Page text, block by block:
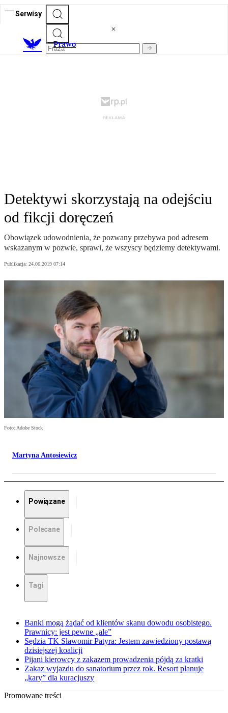
Serwisy
Prawo
Detektywi skorzystają na odejściu
od fikcji doręczeń
Obowiązek udowodnienia, że pozwany przebywa pod adresem
wskazanym w pozwie, sprawi, że wszyscy będziemy detektywami.
Publikacja: 24.06.2019 07:14
Foto: Adobe Stock
Martyna Antosiewicz
Powiązane
Polecane
Najnowsze
Tagi
Banki mogą żądać od klientów skanu dowodu osobistego.
Prawnicy: jest pewne „ale”
Sędzia TK Sławomir Patyra: Jestem zawiedziony postawą
dzisiejszej koalicji
Pijani kierowcy z zakazem prowadzenia pójdą za kratki
Zakaz wyjazdu do sanatorium przez rok. Resort planuje
„kary” dla kuracjuszy
Promowane treści